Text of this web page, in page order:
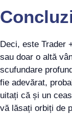
Deci, este Trader
sau doar o altă
scufundare
fie adevărat,
uitați că și un
vă lăsați orbiți de